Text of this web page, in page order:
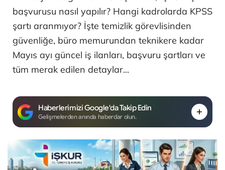
başvurusu nasıl yapılır? Hangi kadrolarda KPSS
şartı aranmıyor? İşte temizlik görevlisinden
güvenliğe, büro memurundan teknikere kadar
Mayıs ayı güncel iş ilanları, başvuru şartları ve
tüm merak edilen detaylar...
Haberlerimizi Google'da Takip Edin
Gelişmelerden anında haberdar olun.